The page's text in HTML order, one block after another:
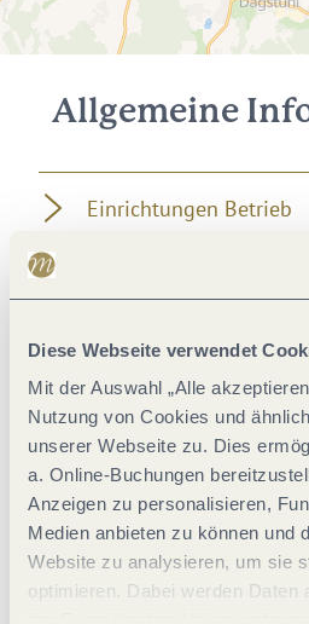
Diese Webseite verwendet
Mit der Auswahl „Alle
Nutzung von Cookies und
unserer Webseite zu. Dies
a. Online-Buchungen
Anzeigen zu personalisieren,
Medien anbieten zu können und
Website zu analysieren, um sie
optimieren. Dabei werden Daten
Allgemeine
Einrichtungen Betrieb
Zahlungsarten
Hygiene und
Abstandsregeln
Fremdsprachen